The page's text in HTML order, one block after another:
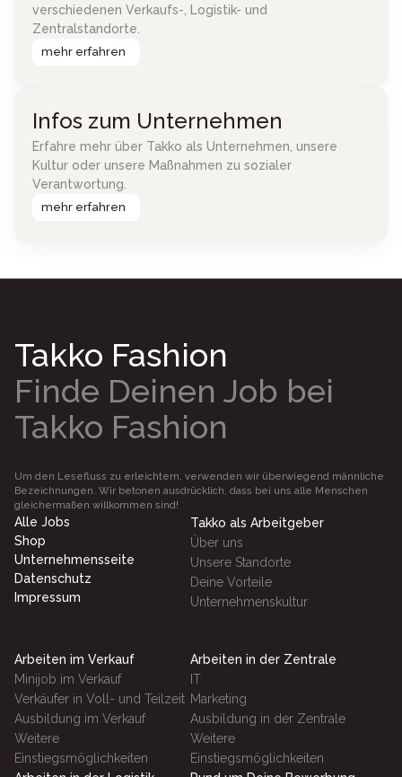
verschiedenen Verkaufs-, Logistik- und
Zentralstandorte.
mehr erfahren
Infos zum Unternehmen
Erfahre mehr über Takko als Unternehmen, unsere
Kultur oder unsere Maßnahmen zu sozialer
Verantwortung.
mehr erfahren
Takko Fashion
Finde Deinen Job bei
Takko Fashion
Um den Lesefluss zu erleichtern, verwenden wir überwiegend männliche
Bezeichnungen. Wir betonen ausdrücklich, dass bei uns alle Menschen
gleichermaßen willkommen sind!
Alle Jobs
Shop
Unternehmensseite
Datenschutz
Impressum
Takko als Arbeitgeber
Über uns
Unsere Standorte
Deine Vorteile
Unternehmenskultur
Arbeiten im Verkauf
Minijob im Verkauf
Verkäufer in Voll- und Teilzeit
Ausbildung im Verkauf
Weitere
Einstiegsmöglichkeiten
Arbeiten in der Zentrale
IT
Marketing
Ausbildung in der Zentrale
Weitere
Einstiegsmöglichkeiten